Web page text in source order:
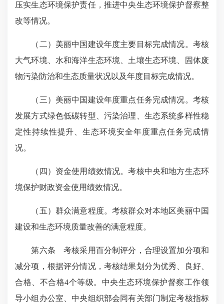
压实生态环境保护责任，推进中央生态环境保护督察整
改等情况。
（二）美丽中国建设年度主要目标完成情况。考核
大气环境、水和海洋生态环境、土壤生态环境、固体废
物污染防治和生态质量状况以及年度目标完成情况。
（三）美丽中国建设年度重点任务完成情况。考核
发展方式绿色低碳转型、污染治理、生态系统多样性稳
定性持续性提升、生态环境安全年度重点任务完成情
况。
（四）资金使用绩效情况。考核中央和地方生态环
境保护财政资金使用绩效情况。
（五）群众满意程度。考核群众对本地区美丽中国
建设和生态环境质量改善的满意程度。
第六条 考核采用百分制评分，合理设置加分项和
减分项，根据评分情况，考核结果划分为优秀、良好、
合格、不合格4个等级。中央生态环境保护督察工作领
导小组办公室、中央组织部会同有关部门制定考核指标